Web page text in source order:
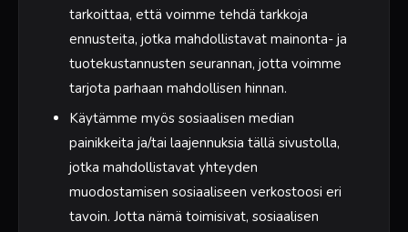
tarkoittaa, että voimme tehdä tarkkoja
ennusteita, jotka mahdollistavat mainonta- ja
tuotekustannusten seurannan, jotta voimme
tarjota parhaan mahdollisen hinnan.
Käytämme myös sosiaalisen median
painikkeita ja/tai laajennuksia tällä sivustolla,
jotka mahdollistavat yhteyden
muodostamisen sosiaaliseen verkostoosi eri
tavoin. Jotta nämä toimisivat, sosiaalisen